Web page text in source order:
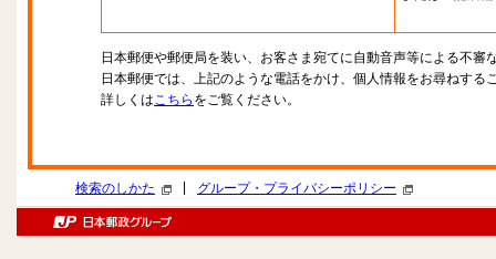
日本郵便や郵便局を装い、お客さま宛てに自動音声等による不審
日本郵便では、上記のような電話をかけ、個人情報をお尋ねする
詳しくはこちら をご覧ください。
検索のしかた グループ・プライバシーポリシー